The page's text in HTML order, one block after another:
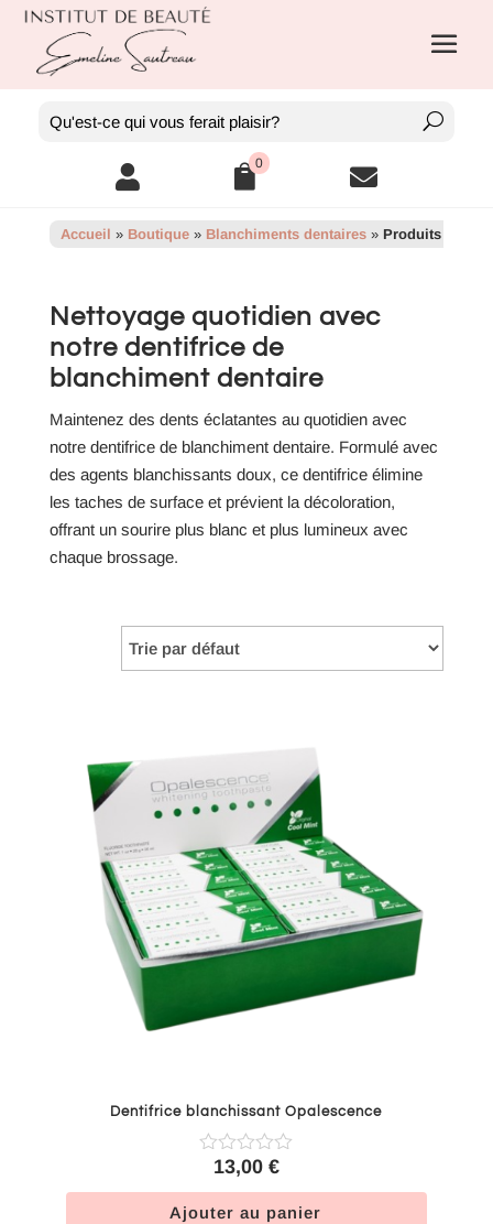
 0 
Accueil » Boutique» Blanchiments dentaires» Produits
Nettoyage quotidien avec
notre dentifrice de
blanchiment dentaire
Maintenez des dents éclatantes au quotidien avec
notre dentifrice de blanchiment dentaire. Formulé avec
des agents blanchissants doux, ce dentifrice élimine
les taches de surface et prévient la décoloration,
offrant un sourire plus blanc et plus lumineux avec
chaque brossage.
Dentifrice blanchissant Opalescence
13,00 €
Ajouter au panier